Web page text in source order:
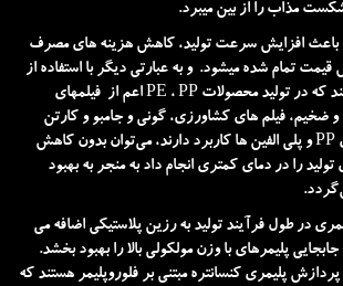
مذاب را از بین میبرد.
باعث افزایش سرعت تولید، کاهش هزینه های مصرف
تمام شده میشود. و به عبارتی دیگر با استفاده از
افزودنی‌های کمک ‌فرآیند که در تولید محصولات PE ، PP اعم از فیلمهای
ضخیم، فیلم های کشاورزی، گونی و جامبو و کارتن
پلاست، الیاف و لوله های PP و پلی الفین ها کاربرد دارند، می‌توان بدون کاهش
را در دمای کمتری انجام داد به منجر به بهبود
در طول فرآیند تولید به رزین پلاستیکی اضافه می
پلیمرهای با وزن مولکولی بالا را بهبود بخشد.
پلیمری کنسانتره مبتنی بر فلوروپلیمر هستند که